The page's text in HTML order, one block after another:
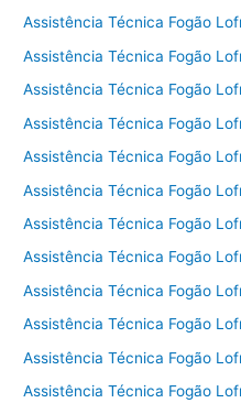
Assistência Técnica Fogão
Assistência Técnica Fogão
Assistência Técnica Fogão
Assistência Técnica Fogão
Assistência Técnica Fogão
Assistência Técnica Fogão
Assistência Técnica Fogão
Assistência Técnica Fogão
Assistência Técnica Fogão
Assistência Técnica Fogão
Assistência Técnica Fogão
Assistência Técnica Fogão